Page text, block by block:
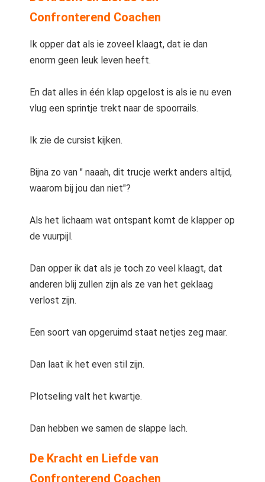
Confronterend Coachen
Ik opper dat als ie zoveel klaagt, dat ie dan
enorm geen leuk leven heeft.
En dat alles in één klap opgelost is als ie nu even
vlug een sprintje trekt naar de spoorrails.
Ik zie de cursist kijken.
Bijna zo van " naaah, dit trucje werkt anders altijd,
waarom bij jou dan niet"?
Als het lichaam wat ontspant komt de klapper op
de vuurpijl.
Dan opper ik dat als je toch zo veel klaagt, dat
anderen blij zullen zijn als ze van het geklaag
verlost zijn.
Een soort van opgeruimd staat netjes zeg maar.
Dan laat ik het even stil zijn.
Plotseling valt het kwartje.
Dan hebben we samen de slappe lach.
De Kracht en Liefde van
Confronterend Coachen